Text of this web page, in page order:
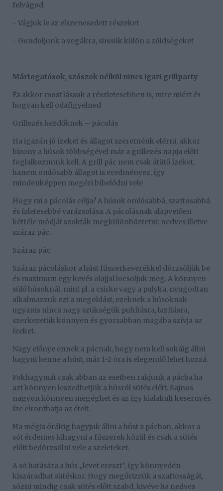
felvágod
- Vágjuk le az elszenesedett részeket
- Gondoljunk a vegákra, süssük külön a zöldségeket
Mártogatósok, szószok nélkül nincs igazi grillparty
És akkor most lássuk a részletesebben is, mire miért és
hogyan kell odafigyelned
Grillezés kezdőknek – pácolás
Ha igazán jó ízeket és állagot szeretnénk elérni, akkor
bizony a húsok többségével már a grillezés napja előtt
foglalkoznunk kell. A grill pác nem csak átütő ízeket,
hanem omlósabb állagot is eredményez, így
mindenképpen megéri bíbelődni vele
Hogy mi a pácolás célja? A húsok omlósabbá, szaftosabbá
és ízletesebbé varázsolása. A pácolásnak alapvetően
kétféle módját szokták megkülönböztetni: nedves illetve
száraz pác.
Száraz pác
Száraz pácoláskor a húst fűszerkeverékkel dörzsöljük be
és maximum egy kevés olajjal locsoljuk meg. A könnyen
sülő húsoknál, mint pl. a csirke vagy a pulyka, nyugodtan
alkalmazzuk ezt a megoldást, ezeknek a húsoknak
ugyanis nincs nagy szükségük puhításra, lazításra,
szerkezetük könnyen és gyorsabban magába szívja az
ízeket.
Nagy előnye ennek a pácnak, hogy nem kell sokáig állni
hagyni benne a húst, már 1-2 óra is elegendő lehet hozzá.
Fokhagymát csak abban az esetben rakjunk a pácba ha
azt könnyen leszedhetjük a húsról sütés előtt. Sajnos
nagyon könnyen megéghet és az így kialakult kesernyés
íze elronthatja az ételt.
Ha mégis órákig hagyjuk állni a húst a pácban, akkor a
sót érdemes kihagyni a fűszerek közül és csak a sütés
előtt bedörzsölni vele a szeleteket.
A só hatására a hús „levet ereszt”, így könnyedén
kiszáradhat sütéskor. Hogy megőrizzük a szaftosságát,
sózni mindig csak sütés előtt szabd, kivéve ha nedves